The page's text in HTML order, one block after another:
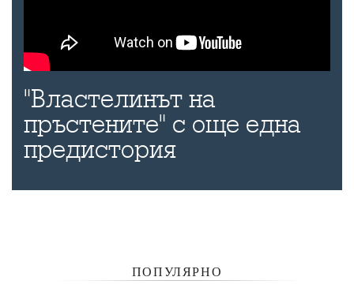
"Властелинът на
пръстените" с още една
предистория
ПОПУЛЯРНО